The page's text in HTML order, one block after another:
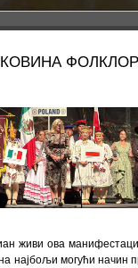
ФОЛКЛОРА
живи ова
најбољи могући начин